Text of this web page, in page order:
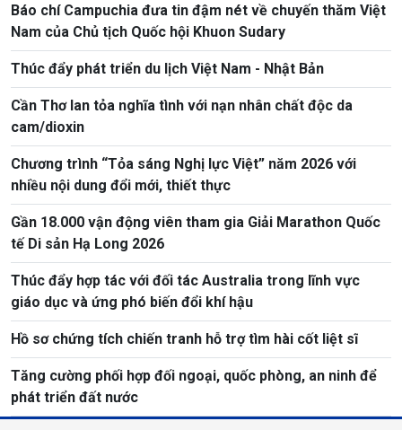
Báo chí Campuchia đưa tin đậm nét về chuyến thăm Việt
Nam của Chủ tịch Quốc hội Khuon Sudary
Thúc đẩy phát triển du lịch Việt Nam - Nhật Bản
Cần Thơ lan tỏa nghĩa tình với nạn nhân chất độc da
cam/dioxin
Chương trình “Tỏa sáng Nghị lực Việt” năm 2026 với
nhiều nội dung đổi mới, thiết thực
Gần 18.000 vận động viên tham gia Giải Marathon Quốc
tế Di sản Hạ Long 2026
Thúc đẩy hợp tác với đối tác Australia trong lĩnh vực
giáo dục và ứng phó biến đổi khí hậu
Hồ sơ chứng tích chiến tranh hỗ trợ tìm hài cốt liệt sĩ
Tăng cường phối hợp đối ngoại, quốc phòng, an ninh để
phát triển đất nước